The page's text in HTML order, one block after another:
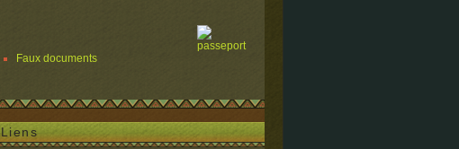
Faux documents
Liens